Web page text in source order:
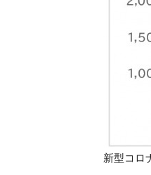
新型コロ